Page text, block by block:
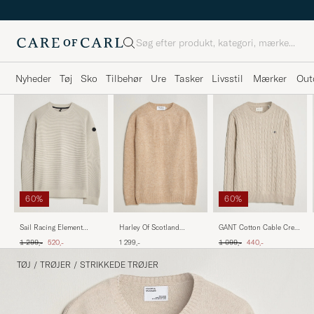
Søg
Nyheder Tøj Sko Tilbehør Ure Tasker Livsstil Mærker
60%
Sail Racing Element
Sand
Ordinary pris
1 299,- Nedsat pris
520,-
Harley Of Scotland
Lambswool Crewneck
1 299,-
60%
GANT Cotton Cable Crew
Melange
Ordinary pris
1 099,- Nedsat pris
440,-
TØJ / TRØJER / STRIKKEDE TRØJER